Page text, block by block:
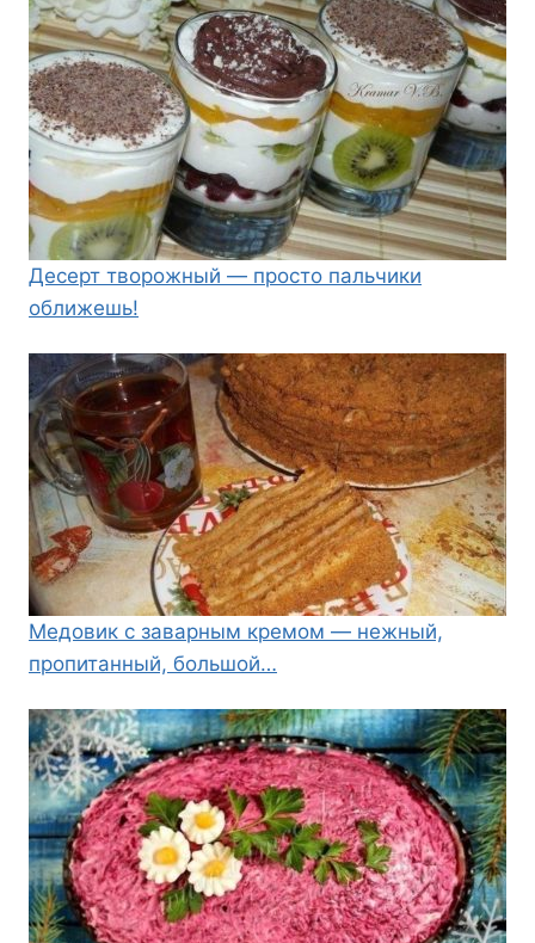
Десерт творожный — просто пальчики
оближешь!
Медовик с заварным кремом — нежный,
пропитанный, большой…